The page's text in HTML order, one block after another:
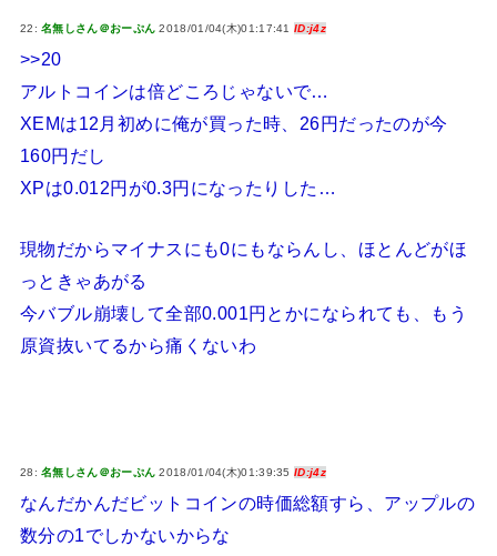
22:名無しさん＠おーぷん 2018/01/04(木)01:17:41ID:j4z
>>20
アルトコインは倍どころじゃないで…
XEMは12月初めに俺が買った時、26円だったのが今
160円だし
XPは0.012円が0.3円になったりした…
現物だからマイナスにも0にもならんし、ほとんどがほ
っときゃあがる
今バブル崩壊して全部0.001円とかになられても、もう
原資抜いてるから痛くないわ
28:名無しさん＠おーぷん 2018/01/04(木)01:39:35ID:j4z
なんだかんだビットコインの時価総額すら、アップルの
数分の1でしかないからな